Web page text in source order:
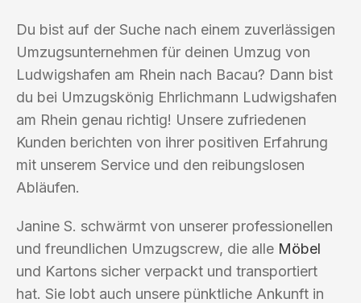
Du bist auf der Suche nach einem zuverlässigen
Umzugsunternehmen für deinen Umzug von
Ludwigshafen am Rhein nach Bacau? Dann bist
du bei Umzugskönig Ehrlichmann Ludwigshafen
am Rhein genau richtig! Unsere zufriedenen
Kunden berichten von ihrer positiven Erfahrung
mit unserem Service und den reibungslosen
Abläufen.
Janine S. schwärmt von unserer professionellen
und freundlichen Umzugscrew, die alle Möbel
und Kartons sicher verpackt und transportiert
hat. Sie lobt auch unsere pünktliche Ankunft in